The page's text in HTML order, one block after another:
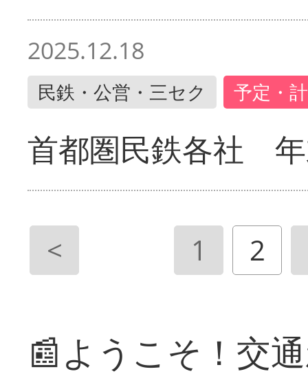
2025.12.18
民鉄・公営・三セク 予定・
首都圏民鉄各社
< 1 2
📰ようこそ！交